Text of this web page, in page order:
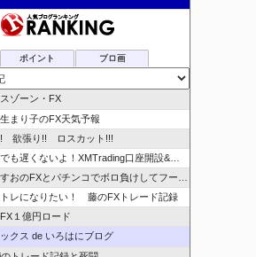
ポイント ブロ画
ゾーン・FX
まり子のFX天気予報
! 欲張り!! ロスカット!!!
遅くないよ！XMTrading口座開設&攻略ブログ
おのFXとパチンコでボロ負けしてフーゾクへ
レになりたい！ 藤のFXトレード記録
１億円ロード
クス de いろはにブログ